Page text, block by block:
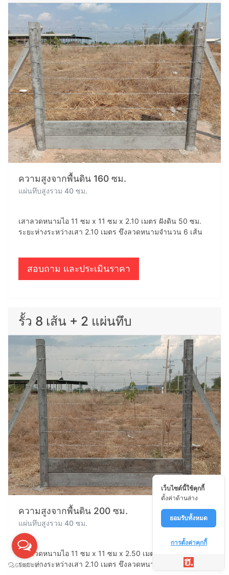
ความสูงจากพื้นดิน 160 ซม.
แผ่นทึบสูงรวม 40 ซม.
เสาลวดหนามไอ 11 ซม x 11 ซม x 2.10 เมตร ฝังดิน 50 ซม.
ระยะห่างระหว่างเสา 2.10 เมตร ขึงลวดหนามจำนวน 6 เส้น
สอบถาม และประเมินราคา
รั้ว 8 เส้น + 2 แผ่นทึบ
ความสูงจากพื้นดิน 200 ซม.
แผ่นทึบสูงรวม 40 ซม.
เสาลวดหนามไอ 11 ซม x 11 ซม x 2.50 เมตร ฝังดิน 50 ซม.
ระยะห่างระหว่างเสา 2.10 เมตร ขึงลวดหนามจำนวน 8 เส้น
เว็บไซต์นี้ใช้คุกกี้
ตั้งค่าด้านล่าง
ยอมรับทั้งหมด
การตั้งค่าคุกกี้